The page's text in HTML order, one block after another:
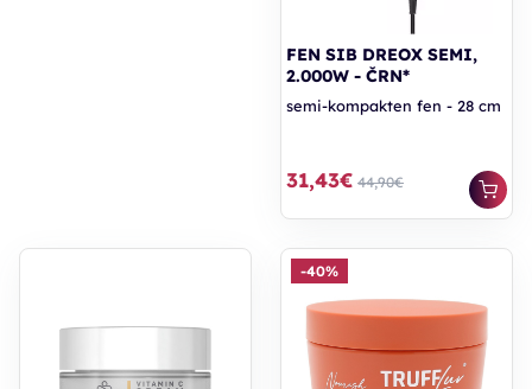
FEN SIB DREOX SEMI,
2.000W - ČRN*
semi-kompakten fen - 28 cm
31,43€ 44,90€
-40%